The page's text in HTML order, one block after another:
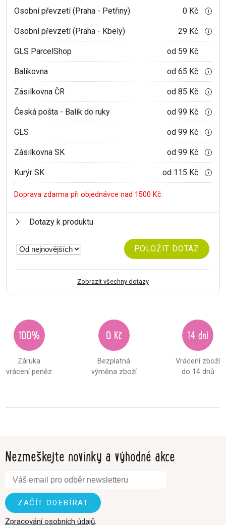
Osobní převzetí (Praha - Petřiny)
0 Kč i
Osobní převzetí (Praha - Kbely) 29 Kč i
GLS ParcelShop od 59 Kč
Balíkovna od 65 Kč i
Zásilkovna ČR od 85 Kč i
Česká pošta - Balík do ruky od 99 Kč i
GLS od 99 Kč i
Zásilkovna SK od 99 Kč i
Kurýr SK od 115 Kč i
Doprava zdarma při objednávce nad 1500 Kč.
Dotazy k produktu
POLOŽIT DOTAZ
Zobrazit všechny dotazy
100%
Záruka
vrácení peněz
0 Kč
Bezplatná
výměna zboží
14 dní
Vrácení zboží
do 14 dnů
Nezmeškejte novinky a výhodné akce
Zpracování osobních údajů.